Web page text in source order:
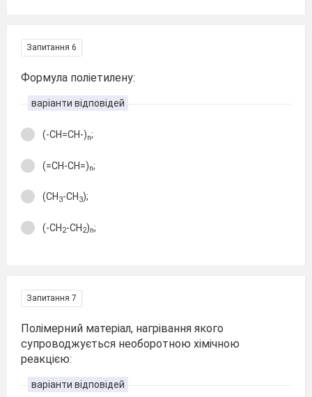
Запитання 6
Формула поліетилену:
варіанти відповідей
(-CH=CH-)n;
(=CH-CH=)n;
(CH 3-CH 3);
(-CH2-CH2)n;
Запитання 7
Полімерний матеріал, нагрівання якого
супроводжується необоротною хімічною
реакцією:
варіанти відповідей